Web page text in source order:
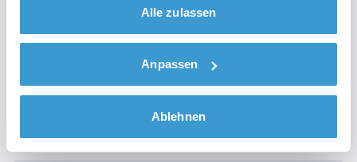
Alle zulassen
Anpassen
Ablehnen
an
Überprüfen Sie Ihren Standort